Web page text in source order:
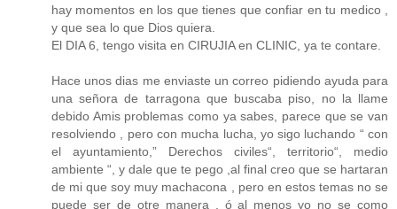
hay momentos en los que tienes que confiar en tu medico ,
y que sea lo que Dios quiera.
El DIA 6, tengo visita en CIRUJIA en CLINIC, ya te contare.
Hace unos dias me enviaste un correo pidiendo ayuda para
una señora de tarragona que buscaba piso, no la llame
debido Amis problemas como ya sabes, parece que se van
resolviendo , pero con mucha lucha, yo sigo luchando “ con
el ayuntamiento,” Derechos civiles“, territorio“, medio
ambiente “, y dale que te pego ,al final creo que se hartaran
de mi que soy muy machacona , pero en estos temas no se
puede ser de otre manera , ó al menos yo no se como